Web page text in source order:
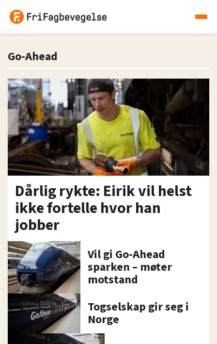
Go-Ahead
Dårlig rykte: Eirik vil helst
ikke fortelle hvor han
jobber
Vil gi Go-Ahead
sparken – møter
motstand
Togselskap gir seg i
Norge